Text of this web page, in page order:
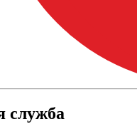
служба